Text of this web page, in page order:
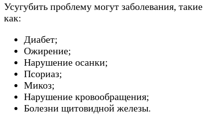
Усугубить проблему могут заболевания, такие
как:
Диабет;
Ожирение;
Нарушение осанки;
Псориаз;
Микоз;
Нарушение кровообращения;
Болезни щитовидной железы.